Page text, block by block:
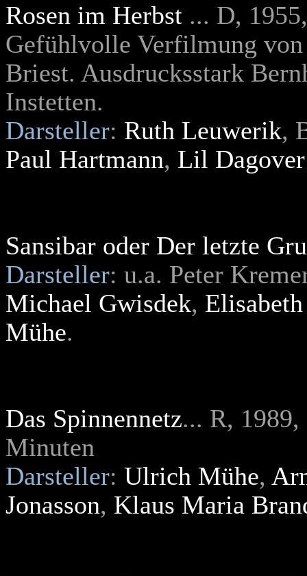
Rosen im Herbst ... D,
Gefühlvolle Verfilmung
Briest. Ausdrucksstark
Instetten.
Darsteller: Ruth Leuwerik,
Paul Hartmann, Lil Dagover
Sansibar oder Der letzte
Darsteller: u.a. Peter
Michael Gwisdek,
Mühe.
Das Spinnennetz... R,
Minuten
Darsteller: Ulrich Mühe,
Jonasson, Klaus Maria